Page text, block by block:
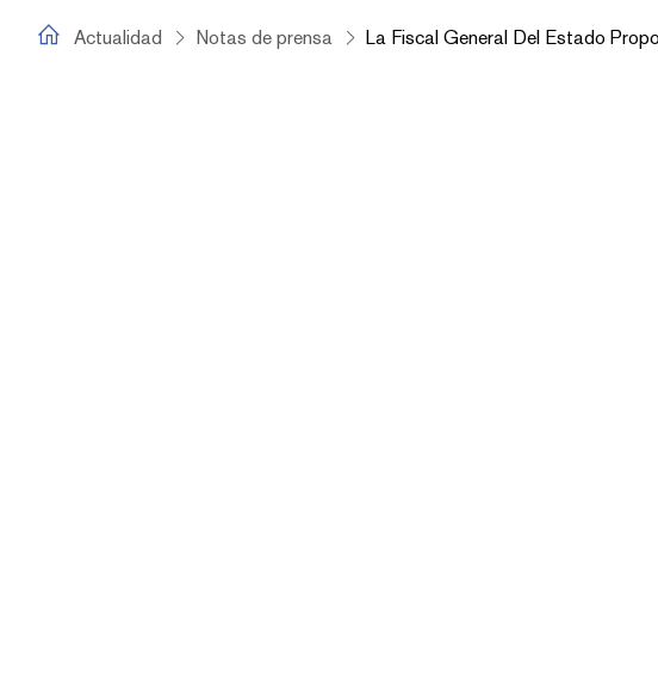
fiscal.esActualidad Notas de prensa